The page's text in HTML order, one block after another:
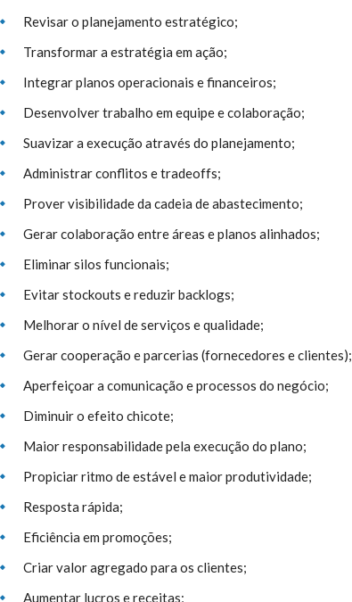
Revisar o planejamento estratégico;
Transformar a estratégia em ação;
Integrar planos operacionais e financeiros;
Desenvolver trabalho em equipe e colaboração;
Suavizar a execução através do planejamento;
Administrar conflitos e tradeoffs;
Prover visibilidade da cadeia de abastecimento;
Gerar colaboração entre áreas e planos alinhados;
Eliminar silos funcionais;
Evitar stockouts e reduzir backlogs;
Melhorar o nível de serviços e qualidade;
Gerar cooperação e parcerias (fornecedores e clientes);
Aperfeiçoar a comunicação e processos do negócio;
Diminuir o efeito chicote;
Maior responsabilidade pela execução do plano;
Propiciar ritmo de estável e maior produtividade;
Resposta rápida;
Eficiência em promoções;
Criar valor agregado para os clientes;
Aumentar lucros e receitas;